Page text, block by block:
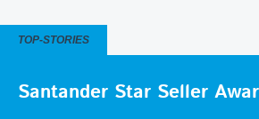
TOP-STORIES
Santander Star Seller